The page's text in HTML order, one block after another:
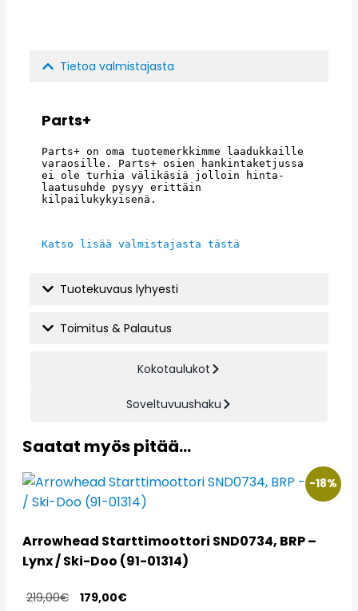
Tietoa valmistajasta
Parts+
Parts+ on oma tuotemerkkimme laadukkaille
varaosille. Parts+ osien hankintaketjussa
ei ole turhia välikäsiä jolloin hinta-
laatusuhde pysyy erittäin
kilpailukykyisenä.
Katso lisää valmistajasta tästä
Tuotekuvaus lyhyesti
Toimitus & Palautus
Kokotaulukot
Soveltuvuushaku
Saatat myös pitää...
-18%
Arrowhead Starttimoottori SND0734, BRP –
Lynx / Ski-Doo (91-01314)
219,00€ 179,00€